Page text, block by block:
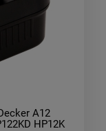
A12
HP12K